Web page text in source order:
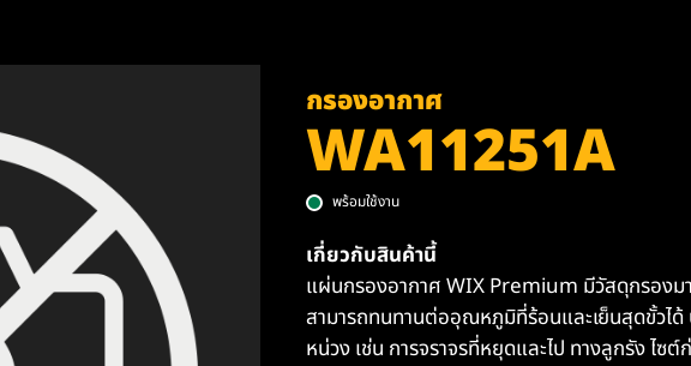
กรองอากาศ
WA11251A
พร้อมใช้งาน
เกี่ยวกับสินค้านี้
แผ่นกรองอากาศ WIX Premium มีวัสดุกรองม
สามารถทนทานต่ออุณหภูมิที่ร้อนและเย็นสุดขั้วไ
หน่วง เช่น การจราจรที่หยุดและไป ทางลูกรัง ไซต์